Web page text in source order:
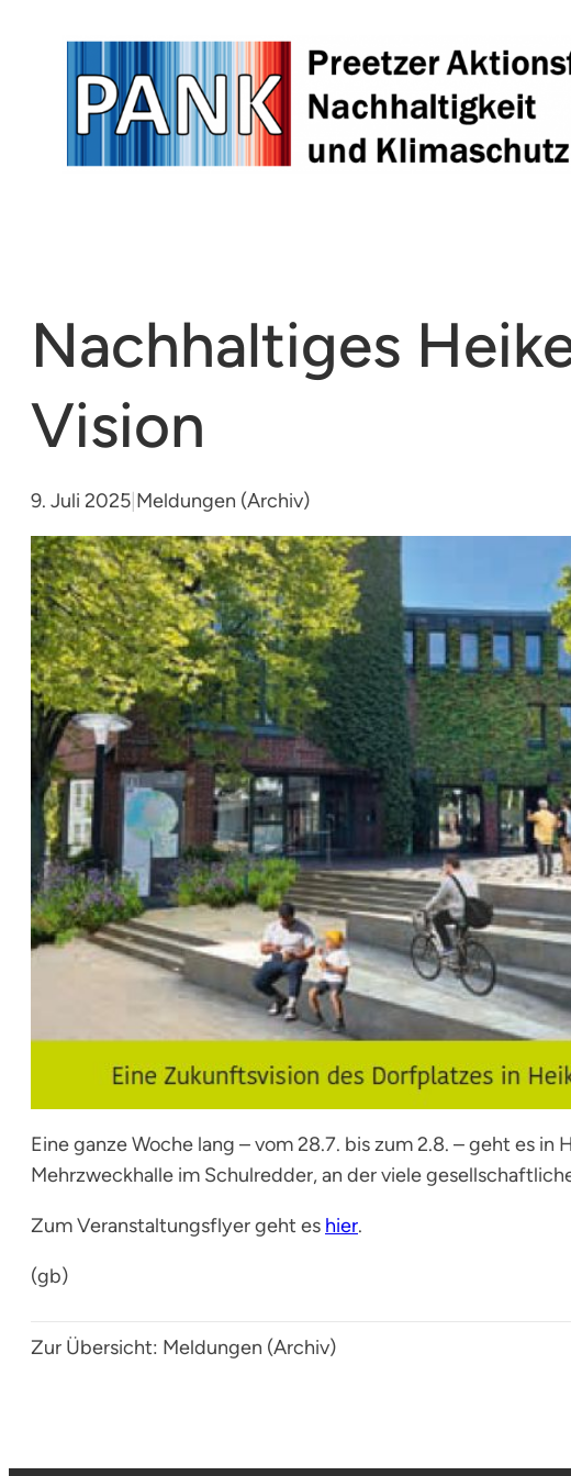
springen
Nachhaltiges
Vision
9. Juli 2025 Meldungen (Archiv)
Eine ganze Woche lang – vom 28.7. bis zum 2.8. – geht es
Mehrzweckhalle im Schulredder, an der viele
Zum Veranstaltungsflyer geht es hier.
(gb)
Zur Übersicht: Meldungen (Archiv)